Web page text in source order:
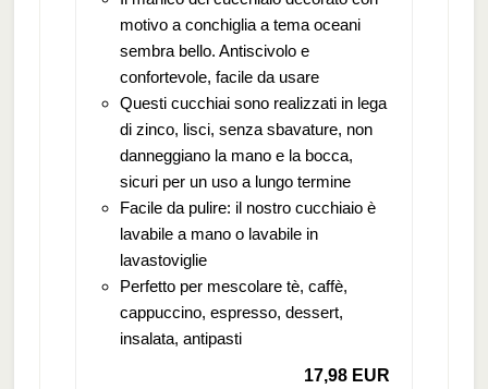
motivo a conchiglia a tema oceani
sembra bello. Antiscivolo e
confortevole, facile da usare
Questi cucchiai sono realizzati in lega
di zinco, lisci, senza sbavature, non
danneggiano la mano e la bocca,
sicuri per un uso a lungo termine
Facile da pulire: il nostro cucchiaio è
lavabile a mano o lavabile in
lavastoviglie
Perfetto per mescolare tè, caffè,
cappuccino, espresso, dessert,
insalata, antipasti
17,98 EUR